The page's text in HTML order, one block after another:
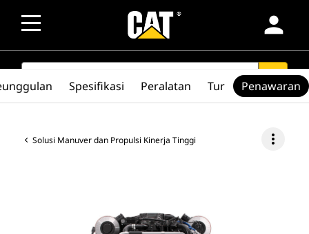
person
SEARCH search
Solusi Manuver dan Propulsi Kinerja Tinggi more_vert
Spesifikasi Peralatan Tur Penawaran